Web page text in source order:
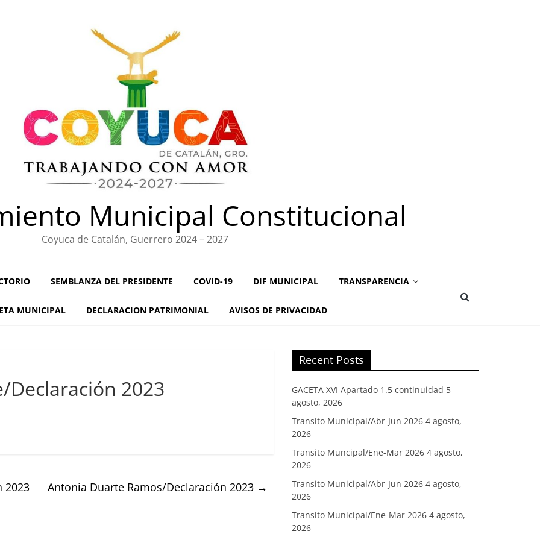
Municipal Constitucional
Coyuca de Catalán, Guerrero 2024 – 2027
SEMBLANZA DEL PRESIDENTE COVID-19 DIF MUNICIPAL TRANSPARENCIA
MUNICIPAL DECLARACION PATRIMONIAL AVISOS DE PRIVACIDAD
Declaración 2023
2023 Antonia Duarte Ramos/Declaración 2023 →
Recent Posts
GACETA XVI Apartado 1.5 continuidad 5
agosto, 2026
Transito Municipal/Abr-Jun 2026 4 agosto,
2026
Transito Muncipal/Ene-Mar 2026 4 agosto,
2026
Transito Municipal/Abr-Jun 2026 4 agosto,
2026
Transito Municipal/Ene-Mar 2026 4 agosto,
2026